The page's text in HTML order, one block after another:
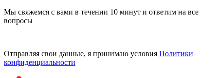
Мы свяжемся с вами в течении 10 минут и ответим на все
вопросы
Отправляя свои данные, я принимаю условия Политики
конфиденциальности